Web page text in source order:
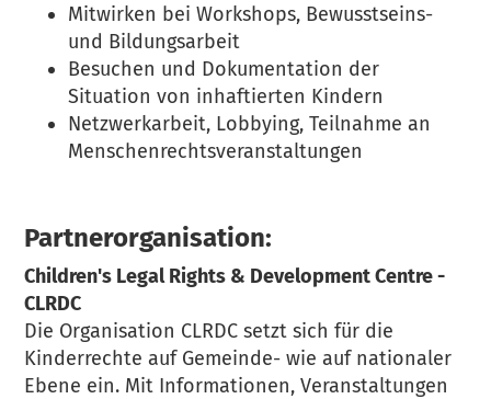
Mitwirken bei Workshops, Bewusstseins-
und Bildungsarbeit
Besuchen und Dokumentation der
Situation von inhaftierten Kindern
Netzwerkarbeit, Lobbying, Teilnahme an
Menschenrechtsveranstaltungen
Partnerorganisation:
Children's Legal Rights & Development Centre -
CLRDC
Die Organisation CLRDC setzt sich für die
Kinderrechte auf Gemeinde- wie auf nationaler
Ebene ein. Mit Informationen, Veranstaltungen